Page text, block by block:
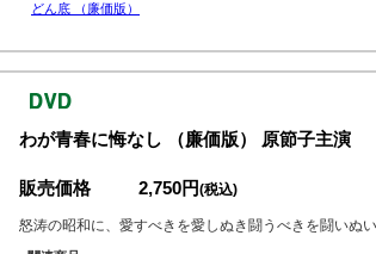
どん底 （廉価版）
わが青春に悔なし （廉価版） 原節子主演
販売価格 2,750円(税込)
怒涛の昭和に、愛すべきを愛しぬき闘うべきを闘いぬ